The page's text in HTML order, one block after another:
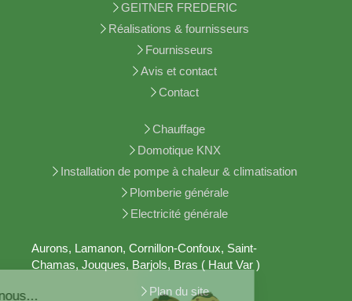
GEITNER FREDERIC
Réalisations & fournisseurs
Fournisseurs
Avis et contact
Contact
Chauffage
Domotique KNX
Installation de pompe à chaleur & climatisation
Plomberie générale
Electricité générale
Aurons, Lamanon, Cornillon-Confoux, Saint-
Chamas, Jouques, Barjols, Bras ( Haut Var )
Plan du site